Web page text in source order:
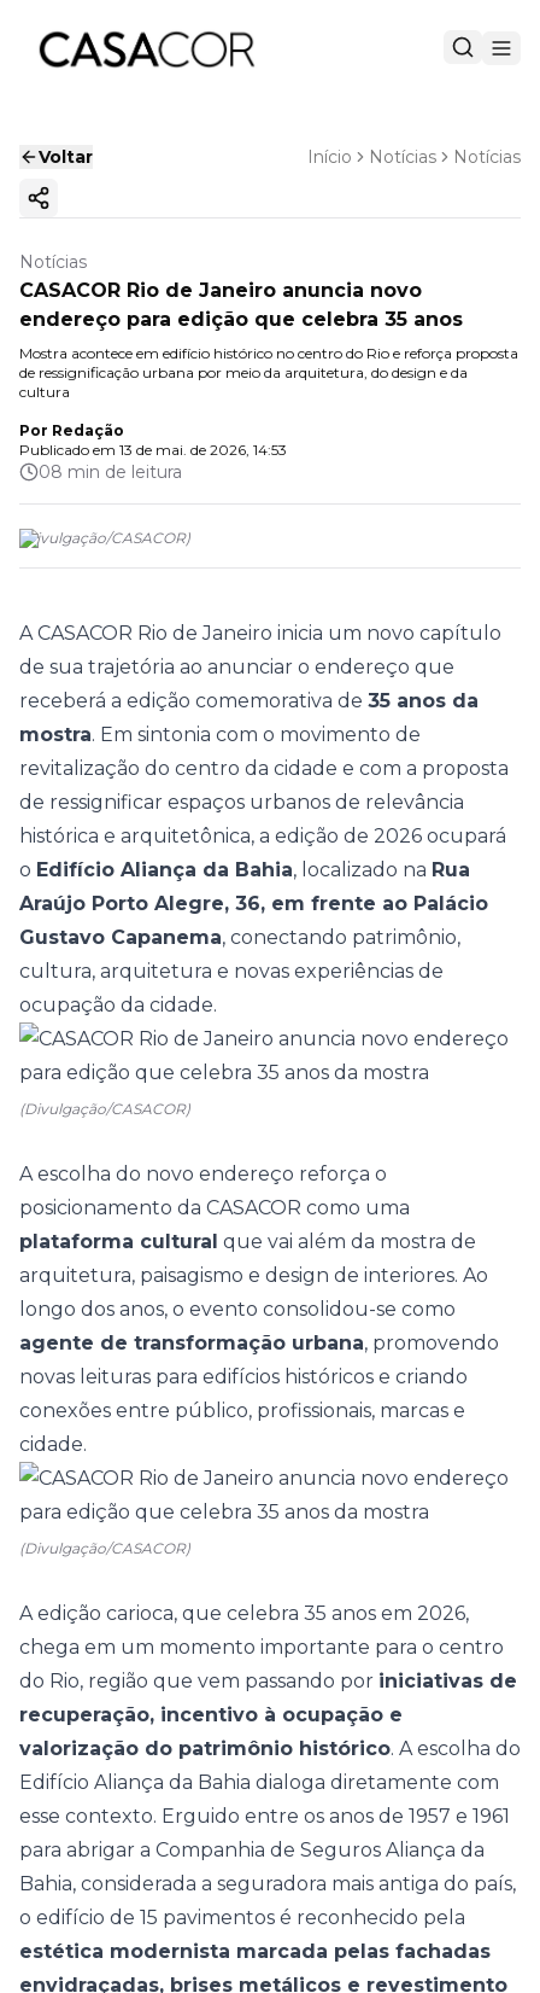
Voltar Início Notícias Notícias
Copiar link
Notícias
CASACOR Rio de Janeiro anuncia novo
endereço para edição que celebra 35 anos
Mostra acontece em edifício histórico no centro do Rio e reforça proposta
de ressignificação urbana por meio da arquitetura, do design e da
cultura
Por Redação
Publicado em 13 de mai. de 2026, 14:53
08 min de leitura
(Divulgação/CASACOR)
ACASACOR Rio de Janeiro inicia um novo capítulo
de sua trajetória ao anunciar o endereço que
receberá a edição comemorativa de 35 anos da
mostra. Em sintonia com o movimento de
revitalização do centro da cidade e com a proposta
de ressignificar espaços urbanos de relevância
histórica e arquitetônica, a edição de 2026 ocupará
o Edifício Aliança da Bahia, localizado na Rua
Araújo Porto Alegre, 36, em frente ao Palácio
Gustavo Capanema, conectando patrimônio,
cultura, arquitetura e novas experiências de
ocupação da cidade.
(Divulgação/CASACOR)
A escolha do novo endereço reforça o
posicionamento da CASACOR como uma
plataforma cultural que vai além da mostra de
arquitetura, paisagismo e design de interiores. Ao
longo dos anos, o evento consolidou-se como
agente de transformação urbana, promovendo
novas leituras para edifícios históricos e criando
conexões entre público, profissionais, marcas e
cidade.
(Divulgação/CASACOR)
A edição carioca, que celebra 35 anos em 2026,
chega em um momento importante para o centro
do Rio, região que vem passando por iniciativas de
recuperação, incentivo à ocupação e
valorização do patrimônio histórico. A escolha do
Edifício Aliança da Bahia dialoga diretamente com
esse contexto. Erguido entre os anos de 1957 e 1961
para abrigar a Companhia de Seguros Aliança da
Bahia, considerada a seguradora mais antiga do país,
o edifício de 15 pavimentos é reconhecido pela
estética modernista marcada pelas fachadas
envidraçadas, brises metálicos e revestimento